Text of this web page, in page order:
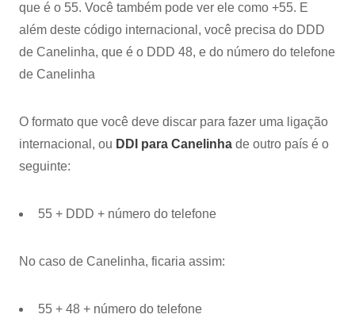
que é o 55. Você também pode ver ele como +55. E
além deste código internacional, você precisa do DDD
de Canelinha, que é o DDD 48, e do número do telefone
de Canelinha
O formato que você deve discar para fazer uma ligação
internacional, ou DDI para Canelinha de outro país é o
seguinte:
55 + DDD + número do telefone
No caso de Canelinha, ficaria assim:
55 + 48 + número do telefone